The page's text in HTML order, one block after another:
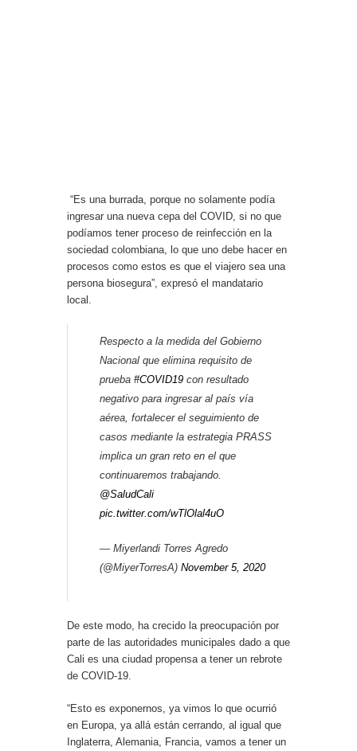
“Es una burrada, porque no solamente podía
ingresar una nueva cepa del COVID, si no que
podíamos tener proceso de reinfección en la
sociedad colombiana, lo que uno debe hacer en
procesos como estos es que el viajero sea una
persona biosegura”, expresó el mandatario
local.
Respecto a la medida del Gobierno
Nacional que elimina requisito de
prueba #COVID19 con resultado
negativo para ingresar al país vía
aérea, fortalecer el seguimiento de
casos mediante la estrategia PRASS
implica un gran reto en el que
continuaremos trabajando.
@SaludCali
pic.twitter.com/wTlOlal4uO
— Miyerlandi Torres Agredo
(@MiyerTorresA) November 5, 2020
De este modo, ha crecido la preocupación por
parte de las autoridades municipales dado a que
Cali es una ciudad propensa a tener un rebrote
de COVID-19.
“Esto es exponernos, ya vimos lo que ocurrió
en Europa, ya allá están cerrando, al igual que
Inglaterra, Alemania, Francia, vamos a tener un